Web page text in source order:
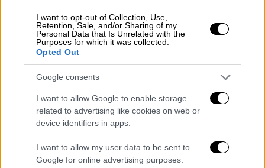
I want to opt-out of Collection, Use,
Retention, Sale, and/or Sharing of my
Personal Data that Is Unrelated with the
Purposes for which it was collected.
Opted Out
Google consents
I want to allow Google to enable storage
related to advertising like cookies on web or
device identifiers in apps.
I want to allow my user data to be sent to
Google for online advertising purposes.
Στο σημείο έσπευσαν άνδρες της
Πυροσβεστικήςοι οποίοι απεγκλώβισαν
χωρίς τις αισθήσεις του τον 38χρονο
εργάτη. Το περιστατικό φέρεται να έγινε σε
αποθήκη που βρίσκεται επί της οδού
Λουτρού ενώ για το περιστατικό έχει
προσαχθεί ο υπεύθυνος του.
Το πακέτο 200 δισ. της Γερμανίας